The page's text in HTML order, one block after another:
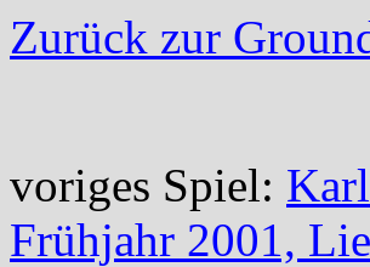
Zurück zur
voriges Spiel:
Frühjahr 2001,